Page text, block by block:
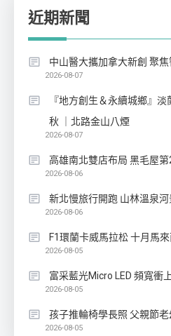
近期新聞
中山醫大攜加拿大新創 聚
2026-08-07
『地方創生＆永續城鄉』
秋 ｜北路金山八煙
2026-08-07
高雄南北雙店布局 黑毛屋
2026-08-06
新北慢旅行開跑 山林溫泉
2026-08-06
F1環蘭卡威馬拉松 十月馬
2026-08-05
富采藍光Micro LED 頻寬衝
2026-08-05
孩子推輪椅學長照 父親節
2026-08-05